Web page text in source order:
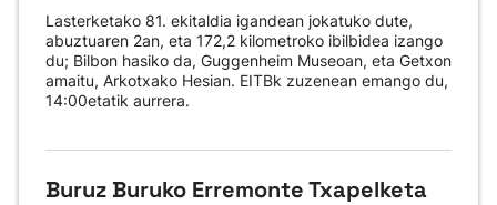
Lasterketako 81. ekitaldia igandean jokatuko dute,
abuztuaren 2an, eta 172,2 kilometroko ibilbidea izango
du; Bilbon hasiko da, Guggenheim Museoan, eta Getxon
amaitu, Arkotxako Hesian. EITBk zuzenean emango du,
14:00etatik aurrera.
Buruz Buruko Erremonte Txapelketa